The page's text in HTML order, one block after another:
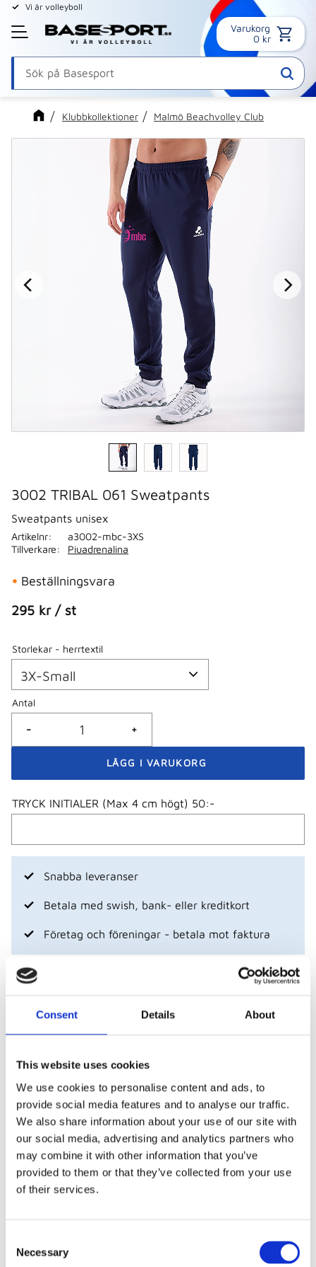
Consent Details About
This website uses cookies
We use cookies to personalise content and ads, to
provide social media features and to analyse our traffic.
We also share information about your use of our site with
our social media, advertising and analytics partners who
may combine it with other information that you’ve
provided to them or that they’ve collected from your use
of their services.
Necessary
Meny
Vi är volleyboll
Varukorg
0 kr
Klubbkollektioner Malmö Beachvolley Club
3002 TRIBAL 061 Sweatpants
Sweatpants unisex
295 kr / st
Storlekar - herrtextil
Antal
+
-
TRYCK INITIALER (Max 4 cm högt) 50:-
Beställningsvara
Artikelnr
a3002-mbc-3XS
Tillverkare
Piuadrenalina
Visa alla produkter från Piuadrenalina
Snabba leveranser
Betala med swish, bank- eller kreditkort
Företag och föreningar - betala mot faktura
Beskrivning
+adrenalina 3002 TRIBAL Sweatpants i bra kvalitét,
rak byxa med mudd och med två fickor fram. I
midjan så har byxan både resår och snörning.
Liten diskret +adrenalina logotype på vänster ben.
Dessa byxor passar perfekt till 3001 BILL,
sweatshirt.
På motsatt sida trycker vi klubbloggan.